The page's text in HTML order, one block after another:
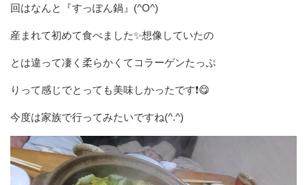
回はなんと『すっぽん鍋』(^O^)
産まれて初めて食べました✨想像していたの
とは違って凄く柔らかくてコラーゲンたっぷ
りって感じでとっても美味しかったです❗😋
今度は家族で行ってみたいですね(^.^)